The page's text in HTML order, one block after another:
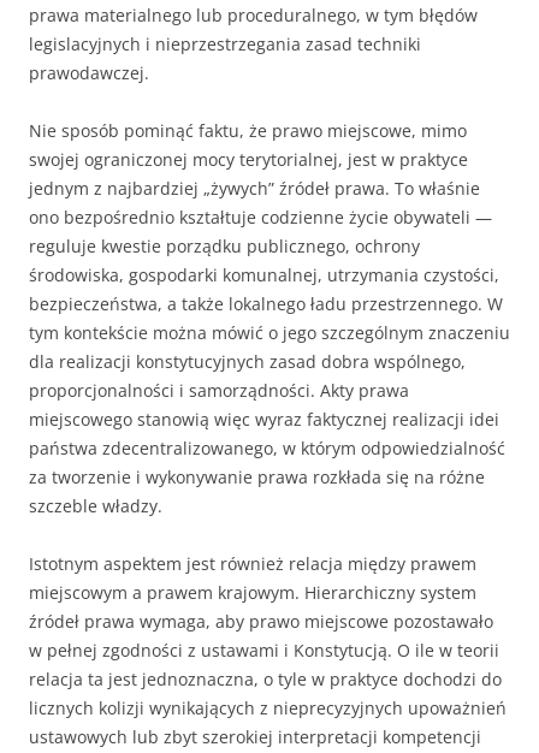
prawa materialnego lub proceduralnego, w tym błędów
legislacyjnych i nieprzestrzegania zasad techniki
prawodawczej.
Nie sposób pominąć faktu, że prawo miejscowe, mimo
swojej ograniczonej mocy terytorialnej, jest w praktyce
jednym z najbardziej „żywych” źródeł prawa. To właśnie
ono bezpośrednio kształtuje codzienne życie obywateli —
reguluje kwestie porządku publicznego, ochrony
środowiska, gospodarki komunalnej, utrzymania czystości,
bezpieczeństwa, a także lokalnego ładu przestrzennego. W
tym kontekście można mówić o jego szczególnym znaczeniu
dla realizacji konstytucyjnych zasad dobra wspólnego,
proporcjonalności i samorządności. Akty prawa
miejscowego stanowią więc wyraz faktycznej realizacji idei
państwa zdecentralizowanego, w którym odpowiedzialność
za tworzenie i wykonywanie prawa rozkłada się na różne
szczeble władzy.
Istotnym aspektem jest również relacja między prawem
miejscowym a prawem krajowym. Hierarchiczny system
źródeł prawa wymaga, aby prawo miejscowe pozostawało
w pełnej zgodności z ustawami i Konstytucją. O ile w teorii
relacja ta jest jednoznaczna, o tyle w praktyce dochodzi do
licznych kolizji wynikających z nieprecyzyjnych upoważnień
ustawowych lub zbyt szerokiej interpretacji kompetencji